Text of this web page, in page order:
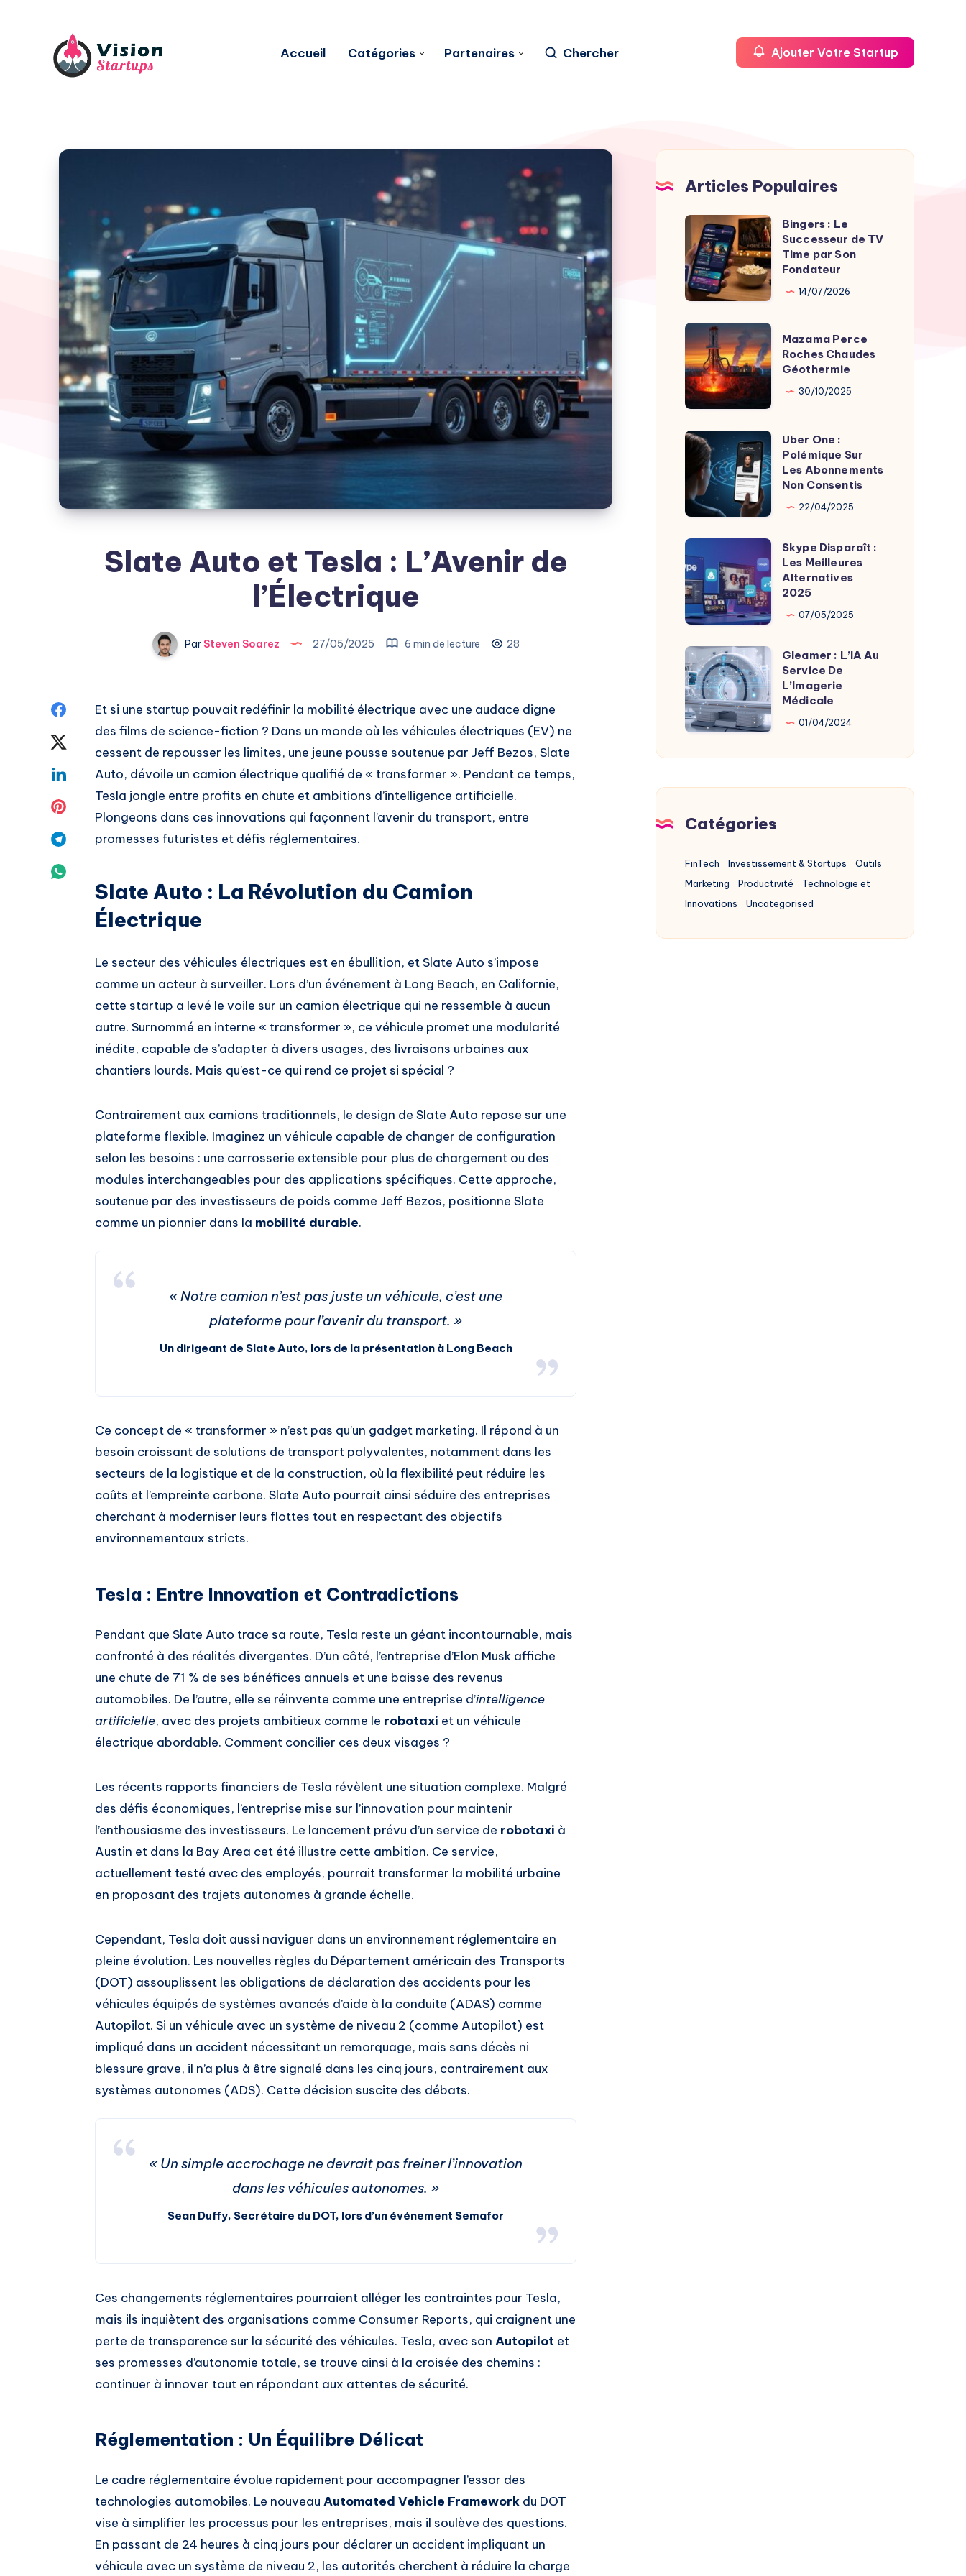
Accueil Catégories Partenaires Chercher Ajouter Votre Startup
Slate Auto et Tesla : L’Avenir de
l’Électrique
ParSteven Soarez 27/05/2025 6 min de lecture 28
Share
Facebook
Twitter
Share
Share
Telegram
Whatsapp
Et si une startup pouvait redéfinir la mobilité électrique avec une audace digne
des films de science-fiction ? Dans un monde où les véhicules électriques (EV) ne
cessent de repousser les limites, une jeune pousse soutenue par Jeff Bezos, Slate
Auto, dévoile un camion électrique qualifié de « transformer ». Pendant ce temps,
Tesla jongle entre profits en chute et ambitions d’intelligence artificielle.
Plongeons dans ces innovations qui façonnent l’avenir du transport, entre
promesses futuristes et défis réglementaires.
Slate Auto : La Révolution du Camion
Électrique
Le secteur des véhicules électriques est en ébullition, et Slate Auto s’impose
comme un acteur à surveiller. Lors d’un événement à Long Beach, en Californie,
cette startup a levé le voile sur un camion électrique qui ne ressemble à aucun
autre. Surnommé en interne « transformer », ce véhicule promet une modularité
inédite, capable de s’adapter à divers usages, des livraisons urbaines aux
chantiers lourds. Mais qu’est-ce qui rend ce projet si spécial ?
Contrairement aux camions traditionnels, le design de Slate Auto repose sur une
plateforme flexible. Imaginez un véhicule capable de changer de configuration
selon les besoins : une carrosserie extensible pour plus de chargement ou des
modules interchangeables pour des applications spécifiques. Cette approche,
soutenue par des investisseurs de poids comme Jeff Bezos, positionne Slate
comme un pionnier dans la mobilité durable.
« Notre camion n’est pas juste un véhicule, c’est une
plateforme pour l’avenir du transport. »
Un dirigeant de Slate Auto, lors de la présentation à Long Beach
Ce concept de « transformer » n’est pas qu’un gadget marketing. Il répond à un
besoin croissant de solutions de transport polyvalentes, notamment dans les
secteurs de la logistique et de la construction, où la flexibilité peut réduire les
coûts et l’empreinte carbone. Slate Auto pourrait ainsi séduire des entreprises
cherchant à moderniser leurs flottes tout en respectant des objectifs
environnementaux stricts.
Tesla : Entre Innovation et Contradictions
Pendant que Slate Auto trace sa route, Tesla reste un géant incontournable, mais
confronté à des réalités divergentes. D’un côté, l’entreprise d’Elon Musk affiche
une chute de 71 % de ses bénéfices annuels et une baisse des revenus
automobiles. De l’autre, elle se réinvente comme une entreprise d’intelligence
artificielle, avec des projets ambitieux comme le robotaxi et un véhicule
électrique abordable. Comment concilier ces deux visages ?
Les récents rapports financiers de Tesla révèlent une situation complexe. Malgré
des défis économiques, l’entreprise mise sur l’innovation pour maintenir
l’enthousiasme des investisseurs. Le lancement prévu d’un service de robotaxi à
Austin et dans la Bay Area cet été illustre cette ambition. Ce service,
actuellement testé avec des employés, pourrait transformer la mobilité urbaine
en proposant des trajets autonomes à grande échelle.
Cependant, Tesla doit aussi naviguer dans un environnement réglementaire en
pleine évolution. Les nouvelles règles du Département américain des Transports
(DOT) assouplissent les obligations de déclaration des accidents pour les
véhicules équipés de systèmes avancés d’aide à la conduite (ADAS) comme
Autopilot. Si un véhicule avec un système de niveau 2 (comme Autopilot) est
impliqué dans un accident nécessitant un remorquage, mais sans décès ni
blessure grave, il n’a plus à être signalé dans les cinq jours, contrairement aux
systèmes autonomes (ADS). Cette décision suscite des débats.
« Un simple accrochage ne devrait pas freiner l’innovation
dans les véhicules autonomes. »
Sean Duffy, Secrétaire du DOT, lors d’un événement Semafor
Ces changements réglementaires pourraient alléger les contraintes pour Tesla,
mais ils inquiètent des organisations comme Consumer Reports, qui craignent une
perte de transparence sur la sécurité des véhicules. Tesla, avec son Autopilot et
ses promesses d’autonomie totale, se trouve ainsi à la croisée des chemins :
continuer à innover tout en répondant aux attentes de sécurité.
Réglementation : Un Équilibre Délicat
Le cadre réglementaire évolue rapidement pour accompagner l’essor des
technologies automobiles. Le nouveau Automated Vehicle Framework du DOT
vise à simplifier les processus pour les entreprises, mais il soulève des questions.
En passant de 24 heures à cinq jours pour déclarer un accident impliquant un
véhicule avec un système de niveau 2, les autorités cherchent à réduire la charge
Articles Populaires
Bingers
Le
Successeur
de
TV
Time
par
Son
Fondateur
Bingers : Le
Successeur de TV
Time par Son
Fondateur
14/07/2026
Mazama
Perce
Roches
Chaudes
Géothermie
Mazama Perce
Roches Chaudes
Géothermie
30/10/2025
Uber
One
Polémique
Sur
Les
Abonnements
Non
Consentis
Uber One :
Polémique Sur
Les Abonnements
Non Consentis
22/04/2025
Skype
Disparaît
:
Les
Meilleures
Alternatives
2025
Skype Disparaît :
Les Meilleures
Alternatives
2025
07/05/2025
Gleamer
:
L’IA
Au
Service
De
Gleamer : L’IA Au
Service De
L’Imagerie
Médicale
01/04/2024
Catégories
FinTech Investissement & Startups
Outils
Marketing
Productivité
Technologie et
Innovations
Uncategorised